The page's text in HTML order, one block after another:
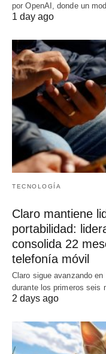
por OpenAI, donde un
1 day ago
TECNOLOGÍA
Claro mantiene
portabilidad:
consolida 22
telefonía móvil
Claro sigue avanzando
durante los primeros seis
2 days ago